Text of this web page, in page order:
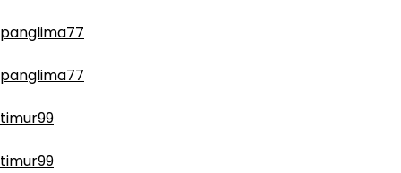
panglima77
panglima77
timur99
timur99